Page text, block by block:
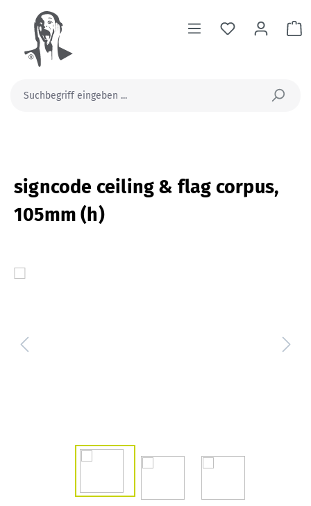
springen
signcode ceiling & flag corpus,
105mm (h)